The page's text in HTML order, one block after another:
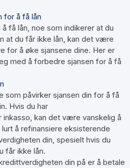
for å få lån
få lån, noe som indikerer at du
at du får ikke lån, kan det være
for å øke sjansene dine. Her er
med å forbedre sjansen for å få
som påvirker sjansen din for å få
Hvis du har
inkasso, kan det være vanskelig å
å refinansiere eksisterende
din, spesielt hvis du
får ikke lån.
din på er å betale